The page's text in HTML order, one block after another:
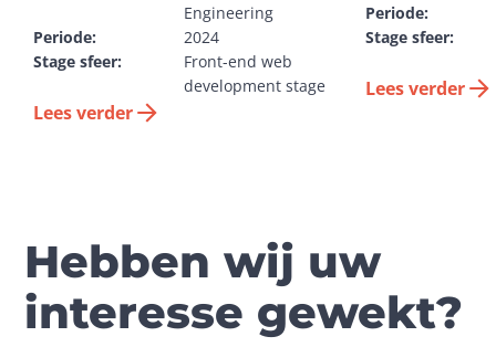
Engineering
Periode:
2024
Stage sfeer:
Front-end web
development stage
Lees verder
Periode:
Stage sfeer:
Lees verder
Hebben wij uw
interesse gewekt?